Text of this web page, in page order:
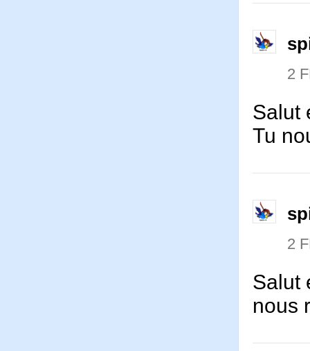
2
Salut
Tu
2
Salut
nous